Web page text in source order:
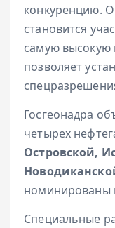
конкуренцию.
становится
самую высокую
позволяет
Госгеонадра
четырех
Островской,
номинированы
Специальные